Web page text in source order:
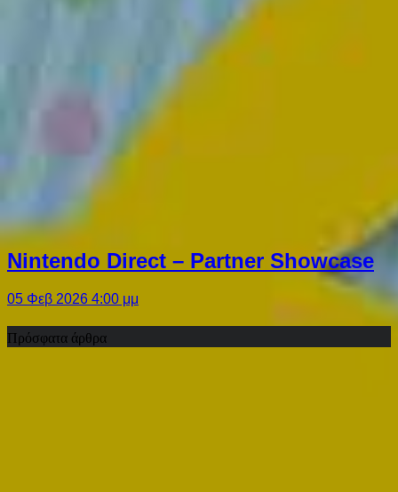
Nintendo Direct – Partner Showcase
05 Φεβ 2026 4:00 μμ
Πρόσφατα άρθρα